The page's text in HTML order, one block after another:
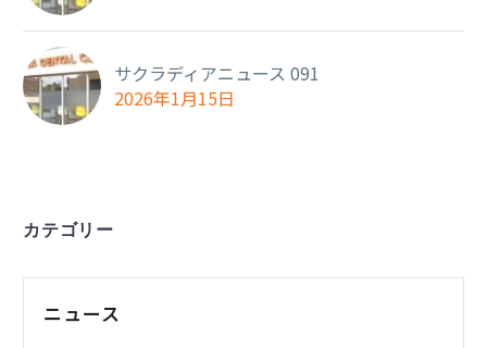
サクラディアニュース 091
2026年1月15日
カテゴリー
ニュース